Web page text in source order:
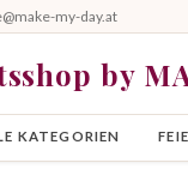
my-day.at
by
KATEGORIEN